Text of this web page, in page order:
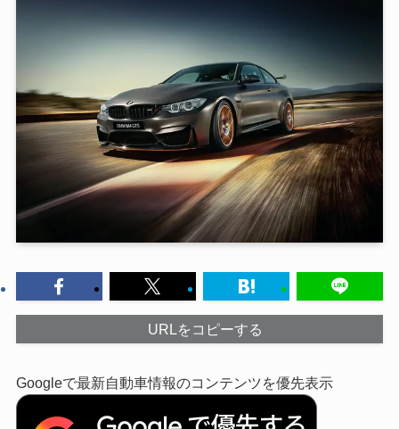
URLをコピーする
Googleで最新自動車情報のコンテンツを優先表示